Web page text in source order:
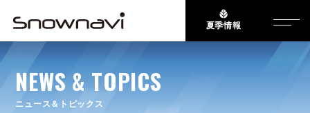
夏季情報
NEWS & TOPICS
ニュース＆トピックス